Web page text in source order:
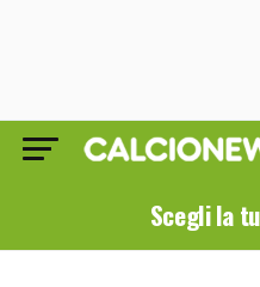
Scegli la